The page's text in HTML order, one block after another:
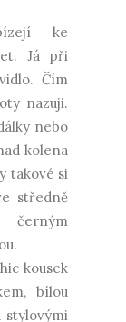
ke
Já při
Čím
nazuji.
nebo
kolena
takové si
středně
kousek
bílou
stylovými